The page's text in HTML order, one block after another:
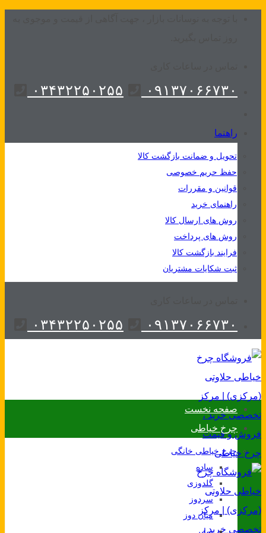
۰۹۱۳۷۰۶۶۷۳۰ ۰۳۴۳۲۲۵۰۲۵۵
راهنما
تحویل و ضمانت بازگشت کالا
حفظ حریم خصوصی
قوانین و مقررات
راهنمای خرید
روش های ارسال کالا
روش های پرداخت
فرایند بازگشت کالا
ثبت شکایات مشتریان
۰۹۱۳۷۰۶۶۷۳۰ ۰۳۴۳۲۲۵۰۲۵۵
صفحه نخست
چرخ خیاطی
چرخ خیاطی خانگی
ساده
گلدوزی
سردوز
میان دوز